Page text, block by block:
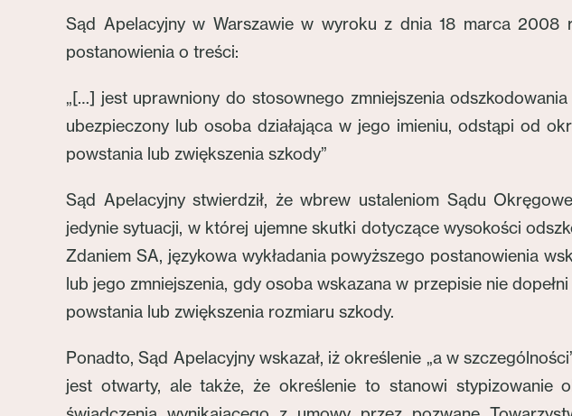
Sąd Apelacyjny w Warszawie w wyroku z dnia 18 marca 2008
postanowienia o treści:
„[…] jest uprawniony do stosownego zmniejszenia
ubezpieczony lub osoba działająca w jego imieniu, odstąpi od
powstania lub zwiększenia szkody”
Sąd Apelacyjny stwierdził, że wbrew ustaleniom Sądu
jedynie sytuacji, w której ujemne skutki dotyczące wysokości
Zdaniem SA, językowa wykładania powyższego postanowienia
lub jego zmniejszenia, gdy osoba wskazana w przepisie nie
powstania lub zwiększenia rozmiaru szkody.
Ponadto, Sąd Apelacyjny wskazał, iż określenie „a w
jest otwarty, ale także, że określenie to stanowi stypizowanie